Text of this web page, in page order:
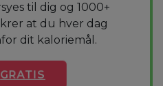
til dig og 1000+
at du hver dag
dit kaloriemål.
GRATIS